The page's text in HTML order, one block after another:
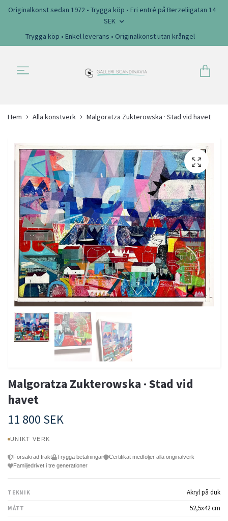
Originalkonst sedan 1972 • Trygga köp • Fri entré på Berzeliigatan 14
SEK
Trygga köp • Enkel leverans • Originalkonst utan krångel
Hem Alla konstverk Malgoratza Zukterowska · Stad vid havet
Malgoratza Zukterowska · Stad vid
havet
11 800 SEK
UNIKT VERK
Försäkrad frakt Trygga betalningar
Certifikat medföljer alla originalverk
Familjedrivet i tre generationer
TEKNIK Akryl på duk
MÅTT 52,5x42 cm